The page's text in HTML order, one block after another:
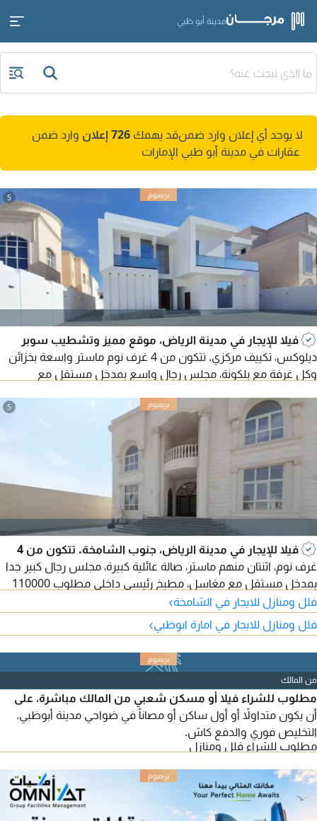
مدينة أبو ظبي
لا يوجد أي إعلان وارد ضمنقد يهمك 726 إعلان
وارد ضمن
عقارات في مدينة أبو ظبي الإمارات
5
فيلا للإيجار في مدينة الرياض، موقع مميز وتشطيب سوبر
ديلوكس، تكييف مركزي. تتكون من 4 غرف نوم ماستر واسعة بخزائن
وكل غرفة مع بلكونة، مجلس رجال واسع بمدخل مستقل مع
مطبخ رئيسي داخلي، غرفة خادمة، غرفة غسيل، حوش واسع، بوابة
إلكترونية. الفيلا تحتوي على مصعد (ليفت).
5
فيلا للإيجار في مدينة الرياض، جنوب الشامخة. تتكون من 4
غرف نوم، اثنتان منهم ماستر، صالة عائلية كبيرة، مجلس رجال كبير جدا
بمدخل مستقل مع مغاسل، مطبخ رئيسي داخلي مطلوب 110000
درهم سنوي
فلل ومنازل للايجار في الشامخة›
فلل ومنازل للايجار في امارة ابوظبي›
من المالك
مطلوب للشراء فيلا أو مسكن شعبي من المالك مباشرة، على
أن يكون متداولاً أو أول ساكن أو مصاناً في ضواحي مدينة أبوظبي.
التخليص فوري والدفع كاش.
مطلوب للشراء فلل ومنازل